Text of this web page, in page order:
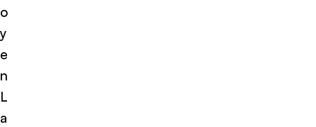
o
y
e
n
L
a